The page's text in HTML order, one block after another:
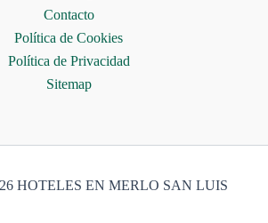
Contacto
Política de Cookies
Política de Privacidad
Sitemap
HOTELES EN MERLO SAN LUIS